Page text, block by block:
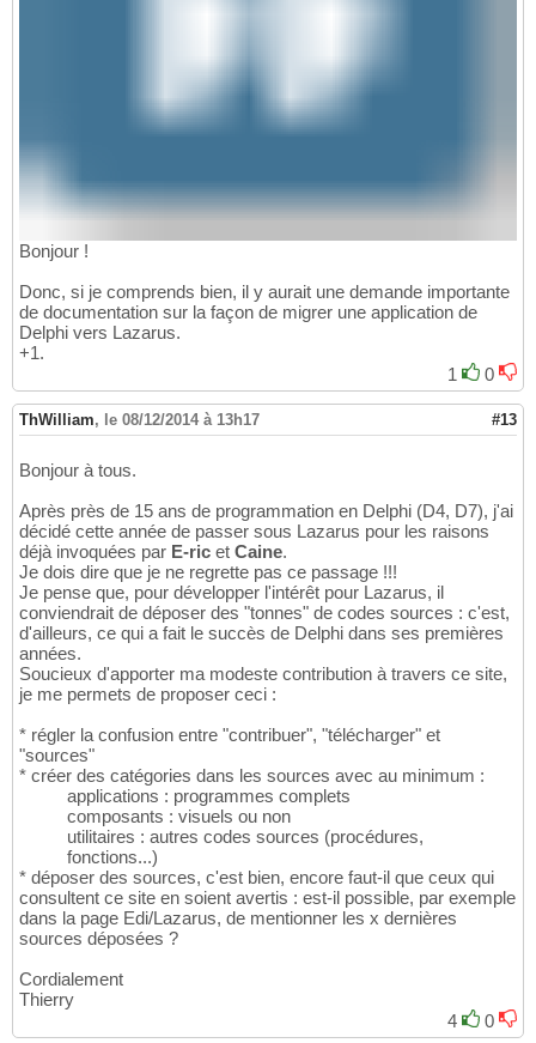
Bonjour !
Donc, si je comprends bien, il y aurait une demande importante
de documentation sur la façon de migrer une application de
Delphi vers Lazarus.
+1.
1
0
ThWilliam, le 08/12/2014 à 13h17 #13
Bonjour à tous.
Après près de 15 ans de programmation en Delphi (D4, D7), j'ai
décidé cette année de passer sous Lazarus pour les raisons
déjà invoquées par E-ric et Caine.
Je dois dire que je ne regrette pas ce passage !!!
Je pense que, pour développer l'intérêt pour Lazarus, il
conviendrait de déposer des "tonnes" de codes sources : c'est,
d'ailleurs, ce qui a fait le succès de Delphi dans ses premières
années.
Soucieux d'apporter ma modeste contribution à travers ce site,
je me permets de proposer ceci :
* régler la confusion entre "contribuer", "télécharger" et
"sources"
* créer des catégories dans les sources avec au minimum :
applications : programmes complets
composants : visuels ou non
utilitaires : autres codes sources (procédures,
fonctions...)
* déposer des sources, c'est bien, encore faut-il que ceux qui
consultent ce site en soient avertis : est-il possible, par exemple
dans la page Edi/Lazarus, de mentionner les x dernières
sources déposées ?
Cordialement
Thierry
4
0